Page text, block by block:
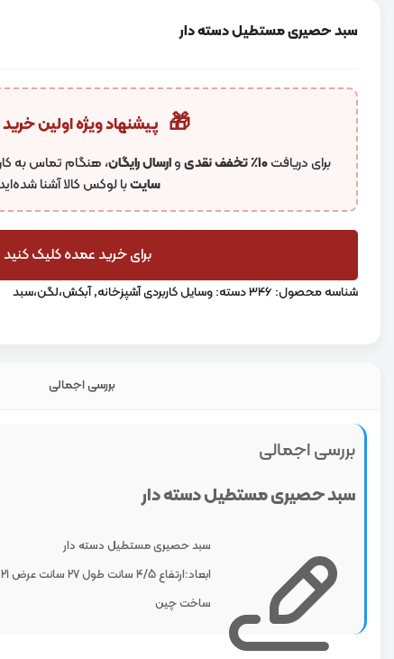
سبد حصیری مستطیل دسته دار
🎁 پیشنهاد ویژه اولین
برای دریافت۱۰٪ تخفف نقدی وارسال رایگان، هنگام تماس به
سایتبا لوکس کالا آشنا
برای خرید عمده کلیک کنید
شناسه محصول: 346دسته:وسایل کاربردی آشپزخانه,آبکش،لگن،سبد
بررسی اجمالی
بررسی اجمالی
سبد حصیری مستطیل دسته دار
سبد حصیری مستطیل دسته دار
ابعاد:ارتفاع 4/5 سانت طول 27 سانت عرض 21 سانت
ساخت چین